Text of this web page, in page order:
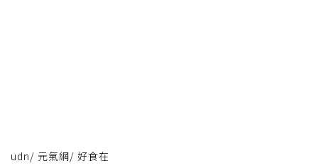
udn/ 元氣網/ 好食在